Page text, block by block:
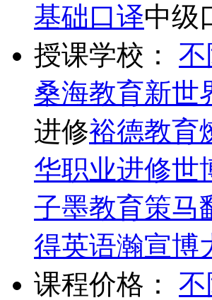
基础口译中级
授课学校：
不
桑海教育新世
进修裕德教育
华职业进修世
子墨教育策马
得英语瀚宣博
课程价格：
不